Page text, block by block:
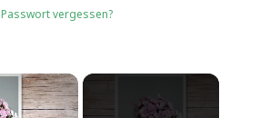
Passwort vergessen?